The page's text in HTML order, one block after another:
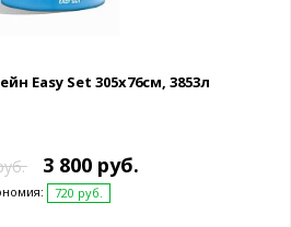
Easy Set 305х76см, 3853л
3 800 руб.
720 руб.